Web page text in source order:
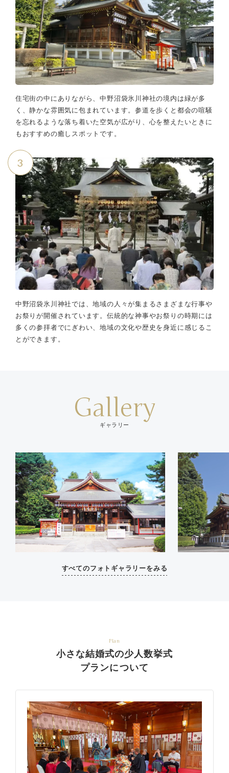
住宅街の中にありながら、中野沼袋氷川神社の境内は緑が多
く、静かな雰囲気に包まれています。参道を歩くと都会の喧騒
を忘れるような落ち着いた空気が広がり、心を整えたいときに
もおすすめの癒しスポットです。
3
中野沼袋氷川神社では、地域の人々が集まるさまざまな行事や
お祭りが開催されています。伝統的な神事やお祭りの時期には
多くの参拝者でにぎわい、地域の文化や歴史を身近に感じるこ
とができます。
Gallery
ギャラリー
すべてのフォトギャラリーをみる
Plan
小さな結婚式の少人数挙式
プランについて